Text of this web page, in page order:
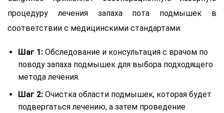
процедуру лечения запаха пота подмышек в
соответствии с медицинскими стандартами:
Шаг 1:Обследование и консультация с врачом по
поводу запаха подмышек для выбора подходящего
метода лечения.
Шаг 2:Очистка области подмышек, которая будет
подвергаться лечению, а затем проведение